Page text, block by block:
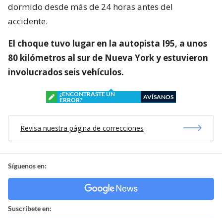
dormido desde más de 24 horas antes del
accidente.
El choque tuvo lugar en la autopista I95, a unos
80 kilómetros al sur de Nueva York y estuvieron
involucrados seis vehículos.
¿ENCONTRASTE UN
ERROR?
AVÍSANOS
Revisa nuestra página de correcciones
Síguenos en:
Suscríbete en: